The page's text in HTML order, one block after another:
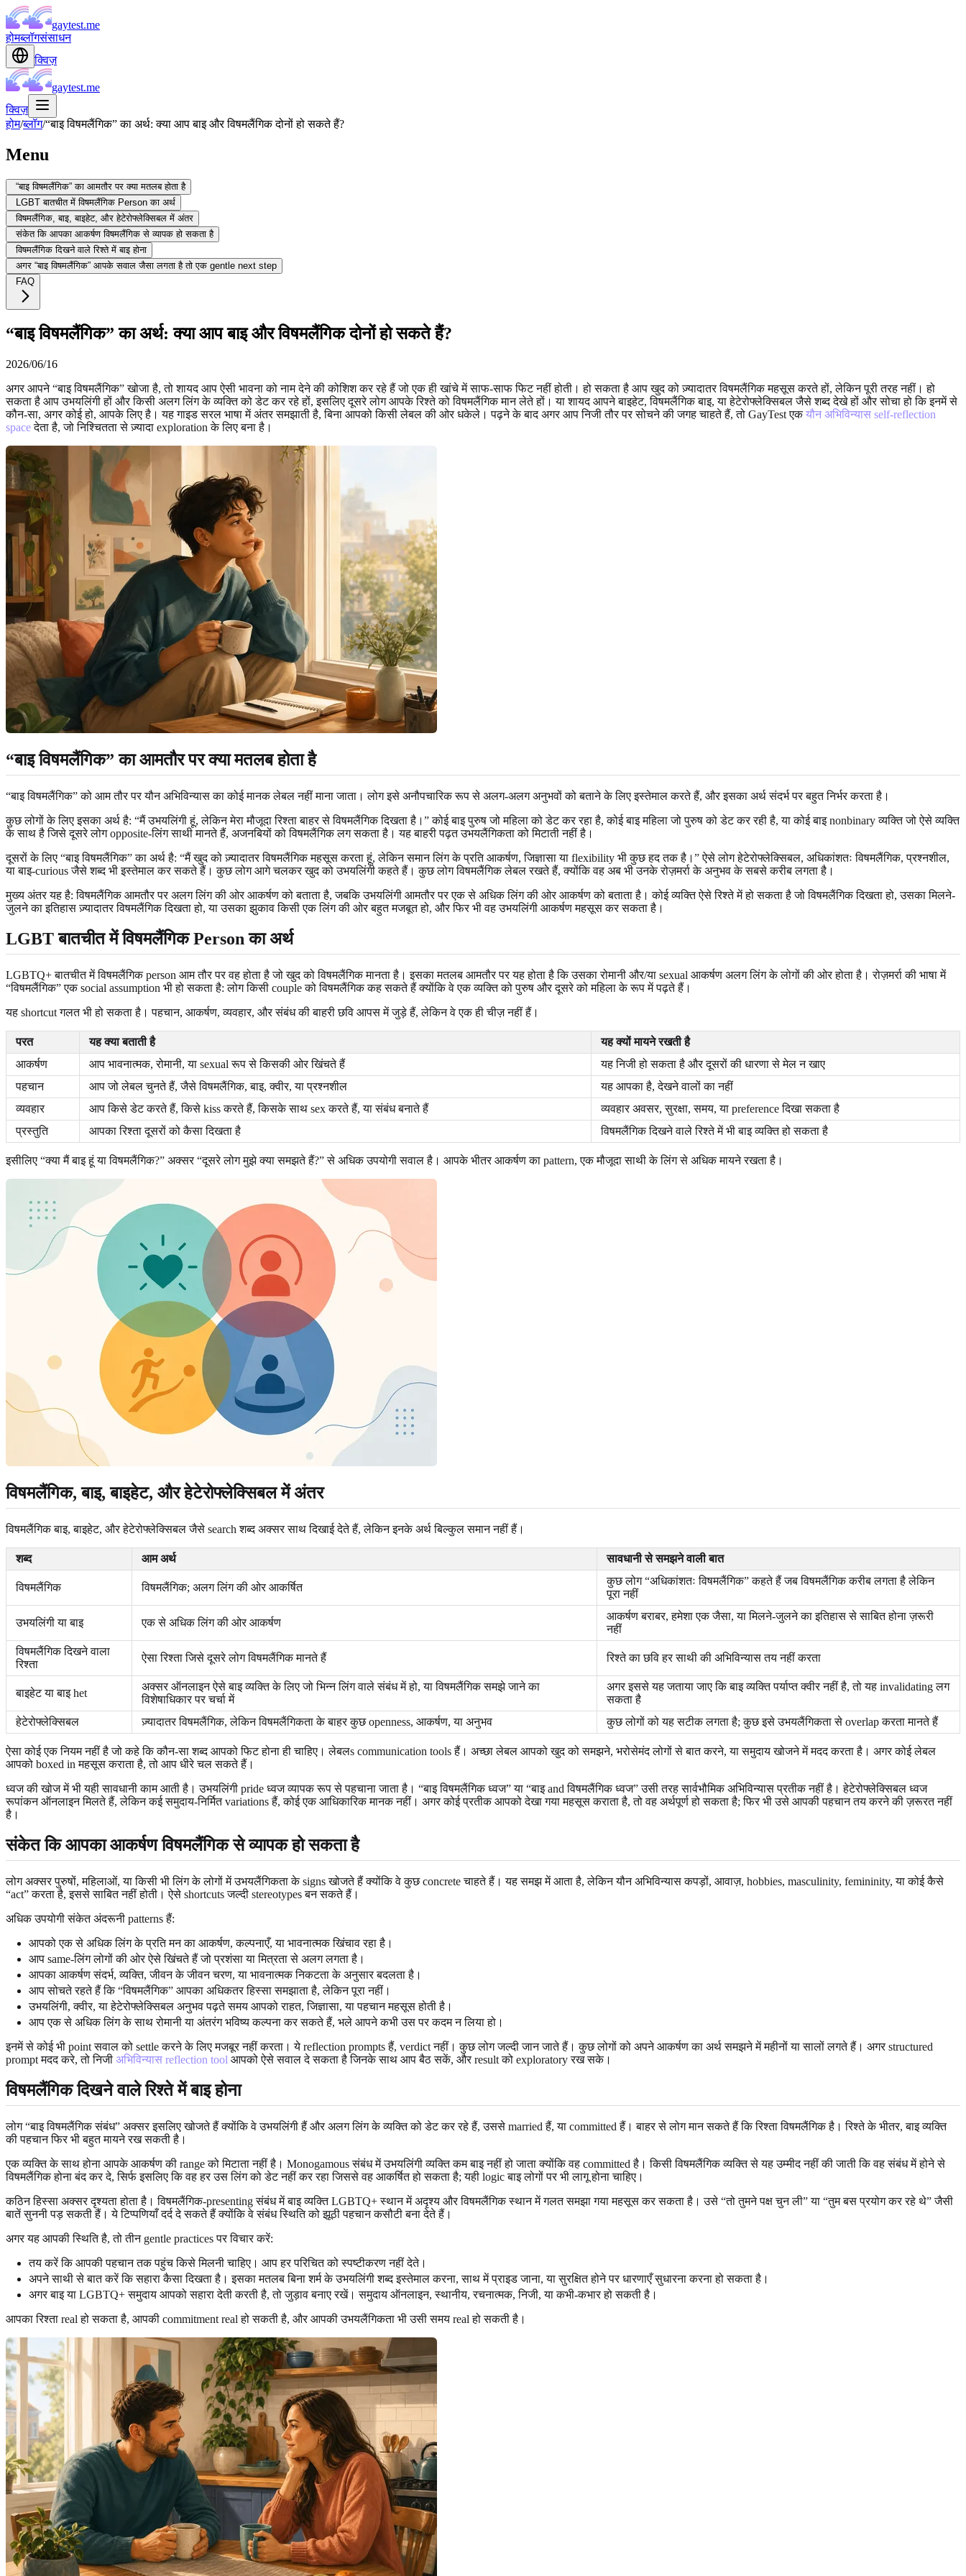
gaytest.me
होमब्लॉगसंसाधन
क्विज़
gaytest.me
क्विज़
होम/ब्लॉग/“बाइ विषमलैंगिक” का अर्थ: क्या आप बाइ और विषमलैंगिक दोनों हो सकते हैं?
Menu
“बाइ विषमलैंगिक” का आमतौर पर क्या मतलब होता है
LGBT बातचीत में विषमलैंगिक Person का अर्थ
विषमलैंगिक, बाइ, बाइहेट, और हेटेरोफ्लेक्सिबल में अंतर
संकेत कि आपका आकर्षण विषमलैंगिक से व्यापक हो सकता है
विषमलैंगिक दिखने वाले रिश्ते में बाइ होना
अगर “बाइ विषमलैंगिक” आपके सवाल जैसा लगता है तो एक gentle next step
FAQ
“बाइ विषमलैंगिक” का अर्थ: क्या आप बाइ और विषमलैंगिक दोनों हो सकते हैं?
2026/06/16
अगर आपने “बाइ विषमलैंगिक” खोजा है, तो शायद आप ऐसी भावना को नाम देने की कोशिश कर रहे हैं जो एक ही खांचे में साफ-साफ फिट नहीं होती। हो सकता है आप खुद को ज़्यादातर विषमलैंगिक महसूस करते हों, लेकिन पूरी तरह नहीं। हो
सकता है आप उभयलिंगी हों और किसी अलग लिंग के व्यक्ति को डेट कर रहे हों, इसलिए दूसरे लोग आपके रिश्ते को विषमलैंगिक मान लेते हों। या शायद आपने बाइहेट, विषमलैंगिक बाइ, या हेटेरोफ्लेक्सिबल जैसे शब्द देखे हों और सोचा हो कि इनमें से
कौन-सा, अगर कोई हो, आपके लिए है। यह गाइड सरल भाषा में अंतर समझाती है, बिना आपको किसी लेबल की ओर धकेले। पढ़ने के बाद अगर आप निजी तौर पर सोचने की जगह चाहते हैं, तो GayTest एकयौन अभिविन्यास self-reflection
spaceदेता है, जो निश्चितता से ज़्यादा exploration के लिए बना है।
“बाइ विषमलैंगिक” का आमतौर पर क्या मतलब होता है
“बाइ विषमलैंगिक” को आम तौर पर यौन अभिविन्यास का कोई मानक लेबल नहीं माना जाता। लोग इसे अनौपचारिक रूप से अलग-अलग अनुभवों को बताने के लिए इस्तेमाल करते हैं, और इसका अर्थ संदर्भ पर बहुत निर्भर करता है।
कुछ लोगों के लिए इसका अर्थ है: “मैं उभयलिंगी हूं, लेकिन मेरा मौजूदा रिश्ता बाहर से विषमलैंगिक दिखता है।” कोई बाइ पुरुष जो महिला को डेट कर रहा है, कोई बाइ महिला जो पुरुष को डेट कर रही है, या कोई बाइ nonbinary व्यक्ति जो ऐसे व्यक्ति
के साथ है जिसे दूसरे लोग opposite-लिंग साथी मानते हैं, अजनबियों को विषमलैंगिक लग सकता है। यह बाहरी पढ़त उभयलैंगिकता को मिटाती नहीं है।
दूसरों के लिए “बाइ विषमलैंगिक” का अर्थ है: “मैं खुद को ज़्यादातर विषमलैंगिक महसूस करता हूं, लेकिन समान लिंग के प्रति आकर्षण, जिज्ञासा या flexibility भी कुछ हद तक है।” ऐसे लोग हेटेरोफ्लेक्सिबल, अधिकांशतः विषमलैंगिक, प्रश्नशील,
या बाइ-curious जैसे शब्द भी इस्तेमाल कर सकते हैं। कुछ लोग आगे चलकर खुद को उभयलिंगी कहते हैं। कुछ लोग विषमलैंगिक लेबल रखते हैं, क्योंकि वह अब भी उनके रोज़मर्रा के अनुभव के सबसे करीब लगता है।
मुख्य अंतर यह है: विषमलैंगिक आमतौर पर अलग लिंग की ओर आकर्षण को बताता है, जबकि उभयलिंगी आमतौर पर एक से अधिक लिंग की ओर आकर्षण को बताता है। कोई व्यक्ति ऐसे रिश्ते में हो सकता है जो विषमलैंगिक दिखता हो, उसका मिलने-
जुलने का इतिहास ज़्यादातर विषमलैंगिक दिखता हो, या उसका झुकाव किसी एक लिंग की ओर बहुत मजबूत हो, और फिर भी वह उभयलिंगी आकर्षण महसूस कर सकता है।
LGBT बातचीत में विषमलैंगिक Person का अर्थ
LGBTQ+ बातचीत में विषमलैंगिक person आम तौर पर वह होता है जो खुद को विषमलैंगिक मानता है। इसका मतलब आमतौर पर यह होता है कि उसका रोमानी और/या sexual आकर्षण अलग लिंग के लोगों की ओर होता है। रोज़मर्रा की भाषा में
“विषमलैंगिक” एक social assumption भी हो सकता है: लोग किसी couple को विषमलैंगिक कह सकते हैं क्योंकि वे एक व्यक्ति को पुरुष और दूसरे को महिला के रूप में पढ़ते हैं।
यह shortcut गलत भी हो सकता है। पहचान, आकर्षण, व्यवहार, और संबंध की बाहरी छवि आपस में जुड़े हैं, लेकिन वे एक ही चीज़ नहीं हैं।
परत यह क्या बताती है
यह क्यों मायने रखती है
आकर्षण
आप भावनात्मक, रोमानी, या sexual रूप से किसकी ओर खिंचते हैं
यह निजी हो सकता है और दूसरों की धारणा से मेल न खाए
पहचान
आप जो लेबल चुनते हैं, जैसे विषमलैंगिक, बाइ, क्वीर, या प्रश्नशील
यह आपका है, देखने वालों का नहीं
व्यवहार
आप किसे डेट करते हैं, किसे kiss करते हैं, किसके साथ sex करते हैं, या संबंध बनाते हैं
व्यवहार अवसर, सुरक्षा, समय, या preference दिखा सकता है
प्रस्तुति
आपका रिश्ता दूसरों को कैसा दिखता है विषमलैंगिक दिखने वाले रिश्ते में भी बाइ व्यक्ति हो सकता है
इसीलिए “क्या मैं बाइ हूं या विषमलैंगिक?” अक्सर “दूसरे लोग मुझे क्या समझते हैं?” से अधिक उपयोगी सवाल है। आपके भीतर आकर्षण का pattern, एक मौजूदा साथी के लिंग से अधिक मायने रखता है।
विषमलैंगिक, बाइ, बाइहेट, और हेटेरोफ्लेक्सिबल में अंतर
विषमलैंगिक बाइ, बाइहेट, और हेटेरोफ्लेक्सिबल जैसे search शब्द अक्सर साथ दिखाई देते हैं, लेकिन इनके अर्थ बिल्कुल समान नहीं हैं।
शब्द आम अर्थ सावधानी से समझने वाली बात
विषमलैंगिक विषमलैंगिक; अलग लिंग की ओर आकर्षित
कुछ लोग “अधिकांशतः विषमलैंगिक” कहते हैं जब विषमलैंगिक करीब लगता है लेकिन
पूरा नहीं
उभयलिंगी या बाइ एक से अधिक लिंग की ओर आकर्षण
आकर्षण बराबर, हमेशा एक जैसा, या मिलने-जुलने का इतिहास से साबित होना ज़रूरी
नहीं
विषमलैंगिक दिखने वाला
रिश्ता
ऐसा रिश्ता जिसे दूसरे लोग विषमलैंगिक मानते हैं रिश्ते का छवि हर साथी की अभिविन्यास तय नहीं करता
बाइहेट या बाइ het
अक्सर ऑनलाइन ऐसे बाइ व्यक्ति के लिए जो भिन्न लिंग वाले संबंध में हो, या विषमलैंगिक समझे जाने का
विशेषाधिकार पर चर्चा में
अगर इससे यह जताया जाए कि बाइ व्यक्ति पर्याप्त क्वीर नहीं है, तो यह invalidating लग
सकता है
हेटेरोफ्लेक्सिबल
ज़्यादातर विषमलैंगिक, लेकिन विषमलैंगिकता के बाहर कुछ openness, आकर्षण, या अनुभव कुछ लोगों को यह सटीक लगता है; कुछ इसे उभयलैंगिकता से overlap करता मानते हैं
ऐसा कोई एक नियम नहीं है जो कहे कि कौन-सा शब्द आपको फिट होना ही चाहिए। लेबलs communication tools हैं। अच्छा लेबल आपको खुद को समझने, भरोसेमंद लोगों से बात करने, या समुदाय खोजने में मदद करता है। अगर कोई लेबल
आपको boxed in महसूस कराता है, तो आप धीरे चल सकते हैं।
ध्वज की खोज में भी यही सावधानी काम आती है। उभयलिंगी pride ध्वज व्यापक रूप से पहचाना जाता है। “बाइ विषमलैंगिक ध्वज” या “बाइ and विषमलैंगिक ध्वज” उसी तरह सार्वभौमिक अभिविन्यास प्रतीक नहीं है। हेटेरोफ्लेक्सिबल ध्वज
रूपांकन ऑनलाइन मिलते हैं, लेकिन कई समुदाय-निर्मित variations हैं, कोई एक आधिकारिक मानक नहीं। अगर कोई प्रतीक आपको देखा गया महसूस कराता है, तो वह अर्थपूर्ण हो सकता है; फिर भी उसे आपकी पहचान तय करने की ज़रूरत नहीं
है।
संकेत कि आपका आकर्षण विषमलैंगिक से व्यापक हो सकता है
लोग अक्सर पुरुषों, महिलाओं, या किसी भी लिंग के लोगों में उभयलैंगिकता के signs खोजते हैं क्योंकि वे कुछ concrete चाहते हैं। यह समझ में आता है, लेकिन यौन अभिविन्यास कपड़ों, आवाज़, hobbies, masculinity, femininity, या कोई कैसे
“act” करता है, इससे साबित नहीं होती। ऐसे shortcuts जल्दी stereotypes बन सकते हैं।
अधिक उपयोगी संकेत अंदरूनी patterns हैं:
आपको एक से अधिक लिंग के प्रति मन का आकर्षण, कल्पनाएँ, या भावनात्मक खिंचाव रहा है।
आप same-लिंग लोगों की ओर ऐसे खिंचते हैं जो प्रशंसा या मित्रता से अलग लगता है।
आपका आकर्षण संदर्भ, व्यक्ति, जीवन के जीवन चरण, या भावनात्मक निकटता के अनुसार बदलता है।
आप सोचते रहते हैं कि “विषमलैंगिक” आपका अधिकतर हिस्सा समझाता है, लेकिन पूरा नहीं।
उभयलिंगी, क्वीर, या हेटेरोफ्लेक्सिबल अनुभव पढ़ते समय आपको राहत, जिज्ञासा, या पहचान महसूस होती है।
आप एक से अधिक लिंग के साथ रोमानी या अंतरंग भविष्य कल्पना कर सकते हैं, भले आपने कभी उस पर कदम न लिया हो।
इनमें से कोई भी point सवाल को settle करने के लिए मजबूर नहीं करता। ये reflection prompts हैं, verdict नहीं। कुछ लोग जल्दी जान जाते हैं। कुछ लोगों को अपने आकर्षण का अर्थ समझने में महीनों या सालों लगते हैं। अगर structured
prompt मदद करे, तो निजी अभिविन्यास reflection tool आपको ऐसे सवाल दे सकता है जिनके साथ आप बैठ सकें, और result को exploratory रख सके।
विषमलैंगिक दिखने वाले रिश्ते में बाइ होना
लोग “बाइ विषमलैंगिक संबंध” अक्सर इसलिए खोजते हैं क्योंकि वे उभयलिंगी हैं और अलग लिंग के व्यक्ति को डेट कर रहे हैं, उससे married हैं, या committed हैं। बाहर से लोग मान सकते हैं कि रिश्ता विषमलैंगिक है। रिश्ते के भीतर, बाइ व्यक्ति
की पहचान फिर भी बहुत मायने रख सकती है।
एक व्यक्ति के साथ होना आपके आकर्षण की range को मिटाता नहीं है। Monogamous संबंध में उभयलिंगी व्यक्ति कम बाइ नहीं हो जाता क्योंकि वह committed है। किसी विषमलैंगिक व्यक्ति से यह उम्मीद नहीं की जाती कि वह संबंध में होने से
विषमलैंगिक होना बंद कर दे, सिर्फ इसलिए कि वह हर उस लिंग को डेट नहीं कर रहा जिससे वह आकर्षित हो सकता है; यही logic बाइ लोगों पर भी लागू होना चाहिए।
कठिन हिस्सा अक्सर दृश्यता होता है। विषमलैंगिक-presenting संबंध में बाइ व्यक्ति LGBTQ+ स्थान में अदृश्य और विषमलैंगिक स्थान में गलत समझा गया महसूस कर सकता है। उसे “तो तुमने पक्ष चुन ली” या “तुम बस प्रयोग कर रहे थे” जैसी
बातें सुननी पड़ सकती हैं। ये टिप्पणियाँ दर्द दे सकते हैं क्योंकि वे संबंध स्थिति को झूठी पहचान कसौटी बना देते हैं।
अगर यह आपकी स्थिति है, तो तीन gentle practices पर विचार करें:
तय करें कि आपकी पहचान तक पहुंच किसे मिलनी चाहिए। आप हर परिचित को स्पष्टीकरण नहीं देते।
अपने साथी से बात करें कि सहारा कैसा दिखता है। इसका मतलब बिना शर्म के उभयलिंगी शब्द इस्तेमाल करना, साथ में प्राइड जाना, या सुरक्षित होने पर धारणाएँ सुधारना करना हो सकता है।
अगर बाइ या LGBTQ+ समुदाय आपको सहारा देती करती है, तो जुड़ाव बनाए रखें। समुदाय ऑनलाइन, स्थानीय, रचनात्मक, निजी, या कभी-कभार हो सकती है।
आपका रिश्ता real हो सकता है, आपकी commitment real हो सकती है, और आपकी उभयलैंगिकता भी उसी समय real हो सकती है।